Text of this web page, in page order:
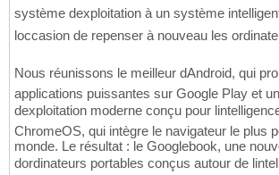
système dexploitation à un système
loccasion de repenser à nouveau les
Nous réunissons le meilleur dAndroid, qui
applications puissantes sur Google Play et
dexploitation moderne conçu pour
ChromeOS, qui intègre le navigateur le plus
monde. Le résultat : le Googlebook, une
dordinateurs portables conçus autour de